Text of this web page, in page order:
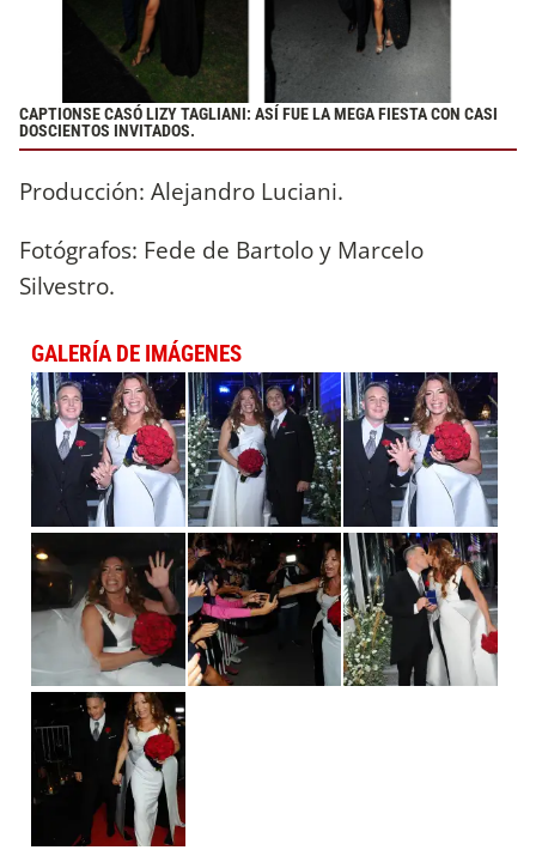
CAPTIONSE CASÓ LIZY TAGLIANI: ASÍ FUE LA MEGA FIESTA CON CASI
DOSCIENTOS INVITADOS.
Producción: Alejandro Luciani.
Fotógrafos: Fede de Bartolo y Marcelo
Silvestro.
GALERÍA DE IMÁGENES